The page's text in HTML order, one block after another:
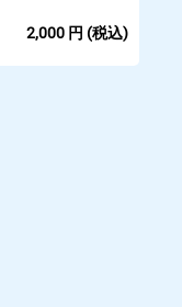
等）をお願いする場
ご利用いただけませ
2,000 円 (税込)